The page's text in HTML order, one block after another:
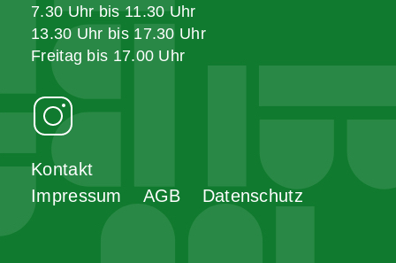
Kontakt
Impressum
AGB Datenschutz
7.30 Uhr bis 11.30 Uhr
13.30 Uhr bis 17.30 Uhr
Freitag bis 17.00 Uhr